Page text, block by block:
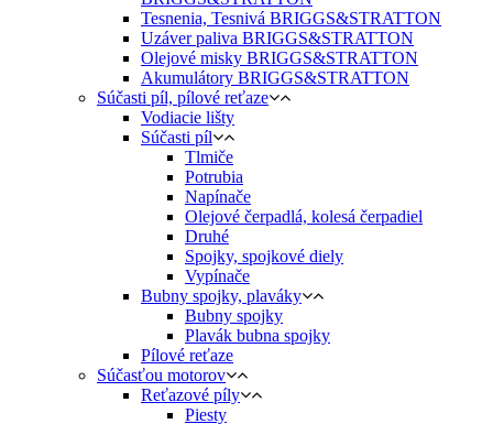
Tesnenia, Tesnivá BRIGGS&STRATTON
Uzáver paliva BRIGGS&STRATTON
Olejové misky BRIGGS&STRATTON
Akumulátory BRIGGS&STRATTON
Súčasti píl, pílové reťaze
Vodiacie lišty
Súčasti píl
Tlmiče
Potrubia
Napínače
Olejové čerpadlá, kolesá čerpadiel
Druhé
Spojky, spojkové diely
Vypínače
Bubny spojky, plaváky
Bubny spojky
Plavák bubna spojky
Pílové reťaze
Súčasťou motorov
Reťazové píly
Piesty